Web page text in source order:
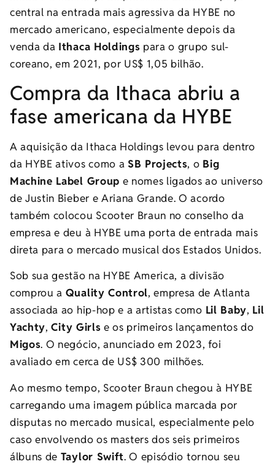
central na entrada mais agressiva da HYBE no
mercado americano, especialmente depois da
venda da Ithaca Holdings para o grupo sul-
coreano, em 2021, por US$ 1,05 bilhão.
Compra da Ithaca abriu a
fase americana da HYBE
A aquisição da Ithaca Holdings levou para dentro
da HYBE ativos como a SB Projects, o Big
Machine Label Group e nomes ligados ao universo
de Justin Bieber e Ariana Grande. O acordo
também colocou Scooter Braun no conselho da
empresa e deu à HYBE uma porta de entrada mais
direta para o mercado musical dos Estados Unidos.
Sob sua gestão na HYBE America, a divisão
comprou a Quality Control, empresa de Atlanta
associada ao hip-hop e a artistas como Lil Baby, Lil
Yachty,City Girls e os primeiros lançamentos do
Migos. O negócio, anunciado em 2023, foi
avaliado em cerca de US$ 300 milhões.
Ao mesmo tempo, Scooter Braun chegou à HYBE
carregando uma imagem pública marcada por
disputas no mercado musical, especialmente pelo
caso envolvendo os masters dos seis primeiros
álbuns de Taylor Swift. O episódio tornou seu